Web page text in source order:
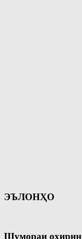
ЭЪЛОНҲО
Шумораи охирин